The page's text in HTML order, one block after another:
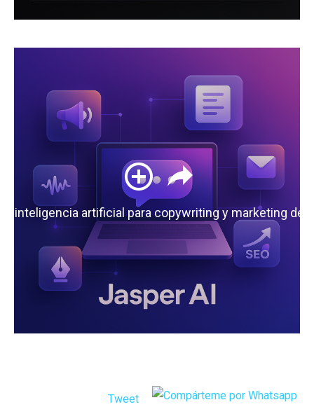
la inteligencia artificial para copywriting y marketing de
Tweet